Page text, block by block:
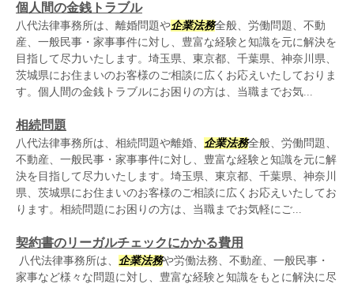
個人間の金銭トラブル
八代法律事務所は、離婚問題や企業法務全般、労働問題、不動
産、一般民事・家事事件に対し、豊富な経験と知識を元に解決を
目指して尽力いたします。埼玉県、東京都、千葉県、神奈川県、
茨城県にお住まいのお客様のご相談に広くお応えいたしておりま
す。個人間の金銭トラブルにお困りの方は、当職までお気...
相続問題
八代法律事務所は、相続問題や離婚、 企業法務全般、労働問題、
不動産、一般民事・家事事件に対し、豊富な経験と知識を元に解
決を目指して尽力いたします。埼玉県、東京都、千葉県、神奈川
県、茨城県にお住まいのお客様のご相談に広くお応えいたしてお
ります。相続問題にお困りの方は、当職までお気軽にご...
契約書のリーガルチェックにかかる費用
八代法律事務所は、 企業法務や労働法務、不動産、一般民事・
家事など様々な問題に対し、豊富な経験と知識をもとに解決に尽